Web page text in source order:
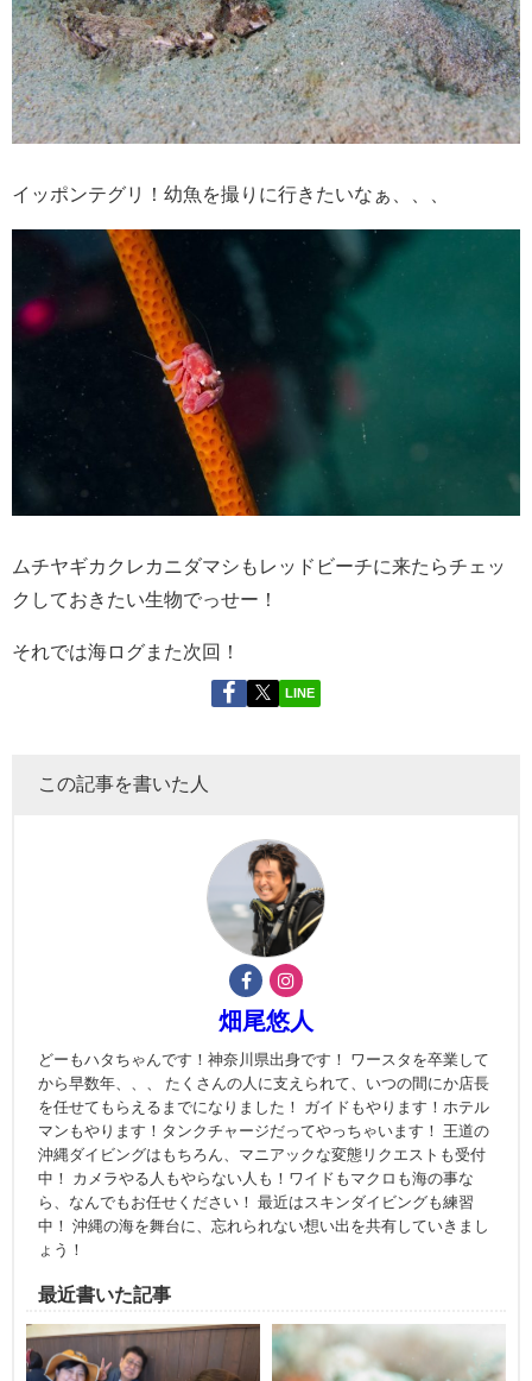
イッポンテグリ！幼魚を撮りに行きたいなぁ、、、
ムチヤギカクレカニダマシもレッドビーチに来たらチェッ
クしておきたい生物でっせー！
それでは海ログまた次回！
LINE
この記事を書いた人
畑尾悠人
どーもハタちゃんです！神奈川県出身です！ ワースタを卒業して
から早数年、、、 たくさんの人に支えられて、いつの間にか店長
を任せてもらえるまでになりました！ ガイドもやります！ホテル
マンもやります！タンクチャージだってやっちゃいます！ 王道の
沖縄ダイビングはもちろん、マニアックな変態リクエストも受付
中！ カメラやる人もやらない人も！ワイドもマクロも海の事な
ら、なんでもお任せください！ 最近はスキンダイビングも練習
中！ 沖縄の海を舞台に、忘れられない想い出を共有していきまし
ょう！
最近書いた記事